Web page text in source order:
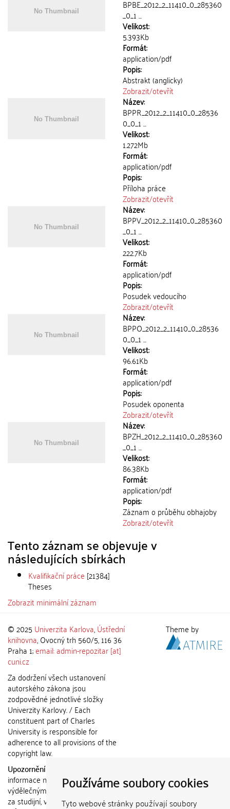
Používáme soubory cookies
Tyto webové stránky používají soubory
BPBE_2012_2_11410_0_285360
_0_1 ...
Velikost:
5.393Kb
Formát:
application/pdf
Popis:
Abstrakt (anglicky)
Zobrazit/otevřít
Název:
BPPR_2012_2_11410_0_28536
0_0_1 ...
Velikost:
1.272Mb
Formát:
application/pdf
Popis:
Příloha práce
Zobrazit/otevřít
Název:
BPPV_2012_2_11410_0_285360
_0_1 ...
Velikost:
222.7Kb
Formát:
application/pdf
Popis:
Posudek vedoucího
Zobrazit/otevřít
Název:
BPPO_2012_2_11410_0_28536
0_0_1 ...
Velikost:
96.61Kb
Formát:
application/pdf
Popis:
Posudek oponenta
Zobrazit/otevřít
Název:
BPZH_2012_2_11410_0_285360
_0_1 ...
Velikost:
86.38Kb
Formát:
application/pdf
Popis:
Záznam o průběhu obhajoby
Zobrazit/otevřít
Tento záznam se objevuje v
následujících sbírkách
Kvalifikační práce [21384]
Theses
Zobrazit minimální záznam
© 2025 Univerzita Karlova,Ústřední
knihovna, Ovocný trh 560/5, 116 36
Praha 1;email: admin-repozitar [at]
cuni.cz
Za dodržení všech ustanovení
autorského zákona jsou
zodpovědné jednotlivé složky
Univerzity Karlovy. / Each
constituent part of Charles
University is responsible for
adherence to all provisions of the
copyright law.
Upozornění / Notice:
informace nemohou být použity k
výdělečným účelům nebo vydávány
za studijní, vědeckou nebo jinou
Theme by